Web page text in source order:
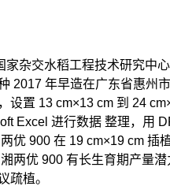
家杂交水稻工程技术研究
2017 年早造在广东省惠州
设置 13 cm×13 cm 到 24
Excel 进行数据 整理，用
优 900 在 19 cm×19 cm
两优 900 有长生育期产量
疏植。